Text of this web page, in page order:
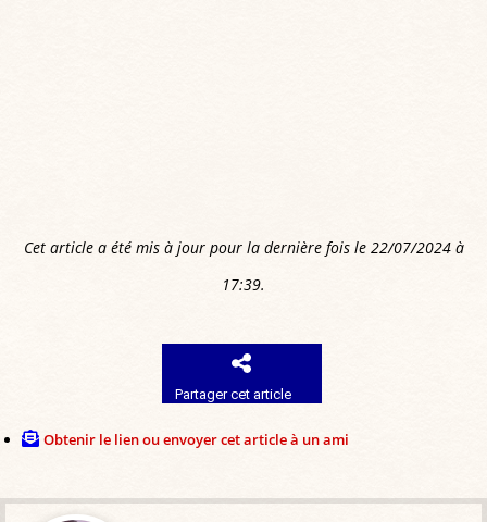
Cet article a été mis à jour pour la dernière fois le 22/07/2024 à
17:39.
Partager cet article
Obtenir le lien ou envoyer cet article à un ami